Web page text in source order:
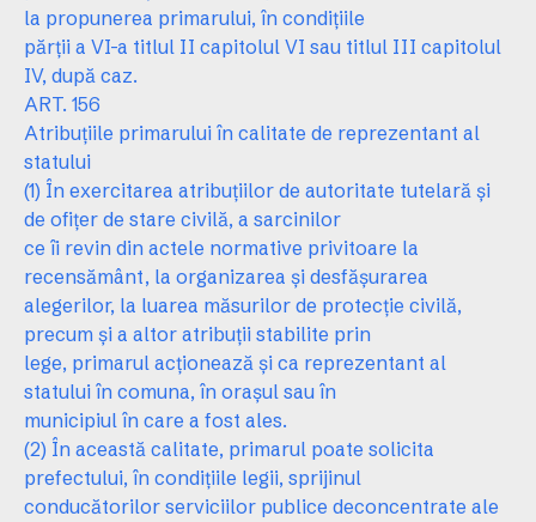
la propunerea primarului, în condiţiile
părţii a VI-a titlul II capitolul VI sau titlul III capitolul
IV, după caz.
ART. 156
Atribuţiile primarului în calitate de reprezentant al
statului
(1) În exercitarea atribuţiilor de autoritate tutelară şi
de ofiţer de stare civilă, a sarcinilor
ce îi revin din actele normative privitoare la
recensământ, la organizarea şi desfăşurarea
alegerilor, la luarea măsurilor de protecţie civilă,
precum şi a altor atribuţii stabilite prin
lege, primarul acţionează şi ca reprezentant al
statului în comuna, în oraşul sau în
municipiul în care a fost ales.
(2) În această calitate, primarul poate solicita
prefectului, în condiţiile legii, sprijinul
conducătorilor serviciilor publice deconcentrate ale